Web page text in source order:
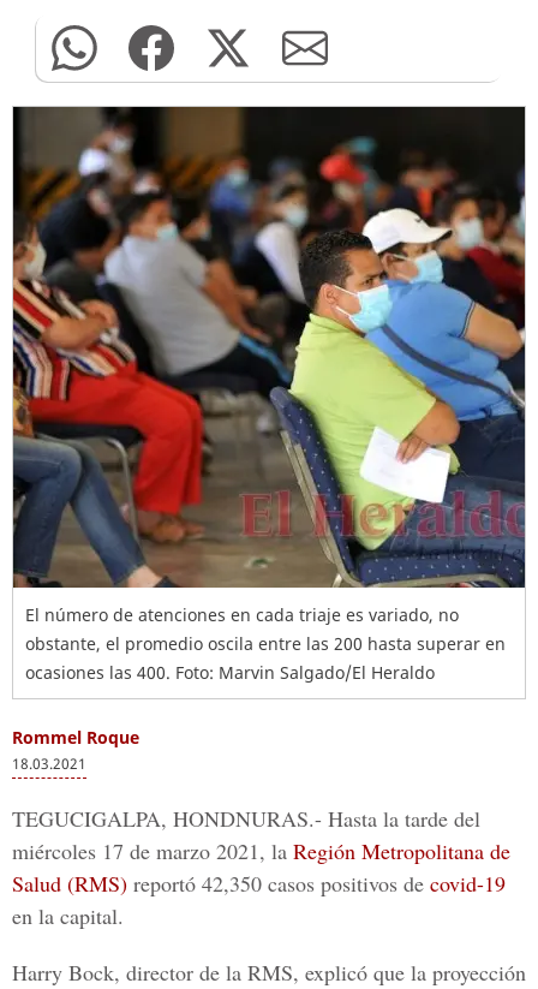
El número de atenciones en cada triaje es variado, no
obstante, el promedio oscila entre las 200 hasta superar en
ocasiones las 400. Foto: Marvin Salgado/El Heraldo
Rommel Roque
18.03.2021
TEGUCIGALPA, HONDNURAS.- Hasta la tarde del
miércoles 17 de marzo 2021, la Región Metropolitana de
Salud (RMS) reportó 42,350 casos positivos de covid-19
en la capital.
Harry Bock, director de la RMS, explicó que la proyección